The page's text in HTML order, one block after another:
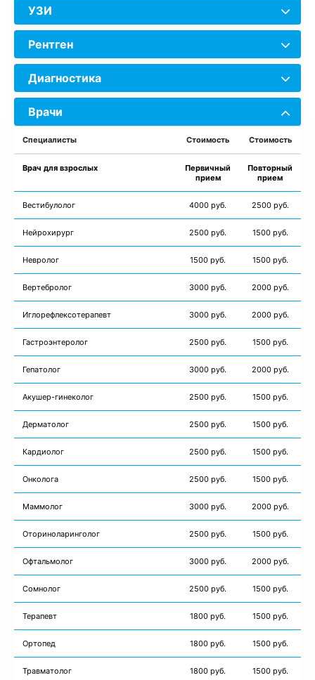
УЗИ
Рентген
Диагностика
Врачи
Специалисты Стоимость Стоимость
Врач для взрослых
Первичный
прием
Повторный
прием
Вестибулолог 4000 руб. 2500 руб.
Нейрохирург 2500 руб. 1500 руб.
Невролог 1500 руб. 1500 руб.
Вертебролог 3000 руб. 2000 руб.
Иглорефлексотерапевт 3000 руб. 2000 руб.
Гастроэнтеролог 2500 руб. 1500 руб.
Гепатолог 3000 руб. 2000 руб.
Акушер-гинеколог 2500 руб. 1500 руб.
Дерматолог 2500 руб. 1500 руб.
Кардиолог 2500 руб. 1500 руб.
Онколога 2500 руб. 1500 руб.
Маммолог 3000 руб. 2000 руб.
Оториноларинголог 2500 руб. 1500 руб.
Офтальмолог 3000 руб. 2000 руб.
Сомнолог 2500 руб. 1500 руб.
Терапевт 1800 руб. 1500 руб.
Ортопед 1800 руб. 1500 руб.
Травматолог 1800 руб. 1500 руб.